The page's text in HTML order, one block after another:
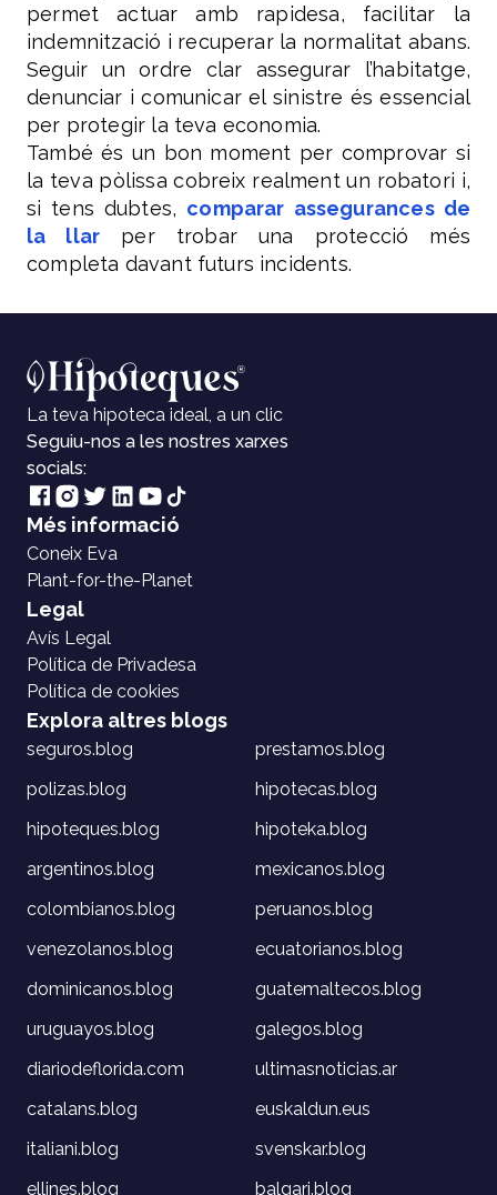
permet actuar amb rapidesa, facilitar la
indemnització i recuperar la normalitat abans.
Seguir un ordre clar assegurar l’habitatge,
denunciar i comunicar el sinistre és essencial
per protegir la teva economia.
També és un bon moment per comprovar si
la teva pòlissa cobreix realment un robatori i,
si tens dubtes, comparar assegurances de
la llar per trobar una protecció més
completa davant futurs incidents.
La teva hipoteca ideal, a un clic
Seguiu-nos a les nostres xarxes
socials:
Més informació
Coneix Eva
Plant-for-the-Planet
Legal
Avís Legal
Política de Privadesa
Política de cookies
Explora altres blogs
seguros.blog
prestamos.blog
polizas.blog
hipotecas.blog
hipoteques.blog
hipoteka.blog
argentinos.blog
mexicanos.blog
colombianos.blog
peruanos.blog
venezolanos.blog
ecuatorianos.blog
dominicanos.blog
guatemaltecos.blog
uruguayos.blog
galegos.blog
diariodeflorida.com
ultimasnoticias.ar
catalans.blog
euskaldun.eus
italiani.blog
svenskar.blog
ellines.blog
balgari.blog